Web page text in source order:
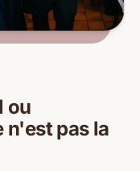
ou
n'est pas la